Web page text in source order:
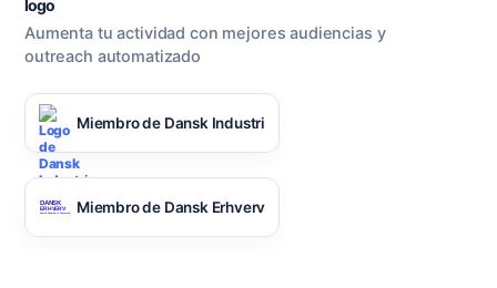
Aumenta tu actividad con mejores audiencias y
outreach automatizado
Miembro de Dansk Industri
Miembro de Dansk Erhverv